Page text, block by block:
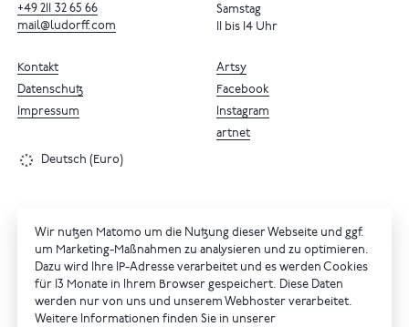
+49 211 32 65 66
mail@ludorff.com
Samstag
11 bis 14 Uhr
Artsy
Facebook
Instagram
artnet
Kontakt
Datenschutz
Impressum
Deutsch (Euro)
Wir nutzen Matomo um die Nutzung dieser Webseite und ggf.
um Marketing-Maßnahmen zu analysieren und zu optimieren.
Dazu wird Ihre IP-Adresse verarbeitet und es werden Cookies
für 13 Monate in Ihrem Browser gespeichert. Diese Daten
werden nur von uns und unserem Webhoster verarbeitet.
Weitere Informationen finden Sie in unserer